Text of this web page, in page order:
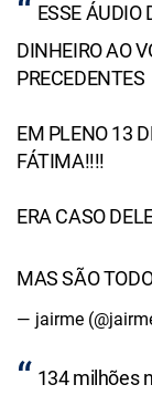
ESSE ÁUDIO
DINHEIRO AO
PRECEDENTES
EM PLENO 13
FÁTIMA!!!!
ERA CASO
MAS SÃO
— jairme
134 milhões